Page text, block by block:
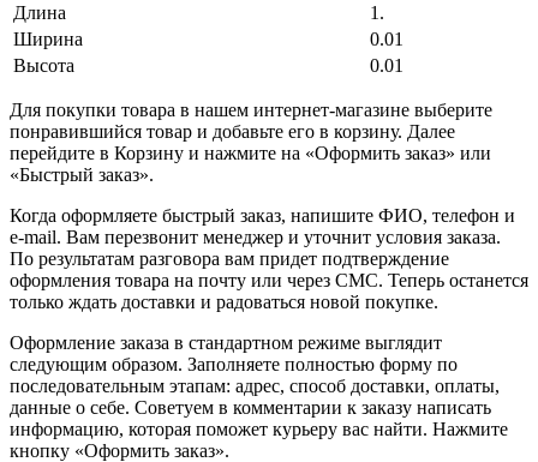
Длина
1.
Ширина
0.01
Высота
0.01
Для покупки товара в нашем интернет-магазине выберите
понравившийся товар и добавьте его в корзину. Далее
перейдите в Корзину и нажмите на «Оформить заказ» или
«Быстрый заказ».
Когда оформляете быстрый заказ, напишите ФИО, телефон и
e-mail. Вам перезвонит менеджер и уточнит условия заказа.
По результатам разговора вам придет подтверждение
оформления товара на почту или через СМС. Теперь останется
только ждать доставки и радоваться новой покупке.
Оформление заказа в стандартном режиме выглядит
следующим образом. Заполняете полностью форму по
последовательным этапам: адрес, способ доставки, оплаты,
данные о себе. Советуем в комментарии к заказу написать
информацию, которая поможет курьеру вас найти. Нажмите
кнопку «Оформить заказ».